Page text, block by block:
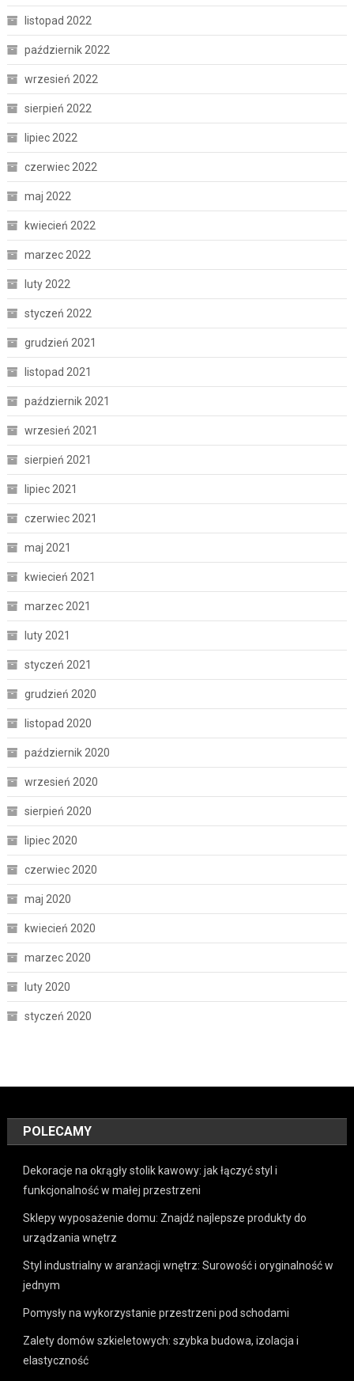
listopad 2022
październik 2022
wrzesień 2022
sierpień 2022
lipiec 2022
czerwiec 2022
maj 2022
kwiecień 2022
marzec 2022
luty 2022
styczeń 2022
grudzień 2021
listopad 2021
październik 2021
wrzesień 2021
sierpień 2021
lipiec 2021
czerwiec 2021
maj 2021
kwiecień 2021
marzec 2021
luty 2021
styczeń 2021
grudzień 2020
listopad 2020
październik 2020
wrzesień 2020
sierpień 2020
lipiec 2020
czerwiec 2020
maj 2020
kwiecień 2020
marzec 2020
luty 2020
styczeń 2020
POLECAMY
Dekoracje na okrągły stolik kawowy: jak łączyć styl i
funkcjonalność w małej przestrzeni
Sklepy wyposażenie domu: Znajdź najlepsze produkty do
urządzania wnętrz
Styl industrialny w aranżacji wnętrz: Surowość i oryginalność w
jednym
Pomysły na wykorzystanie przestrzeni pod schodami
Zalety domów szkieletowych: szybka budowa, izolacja i
elastyczność